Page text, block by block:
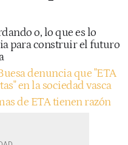
o, lo que es lo
para construir el futuro
denuncia que "ETA
en la sociedad vasca
de ETA tienen razón